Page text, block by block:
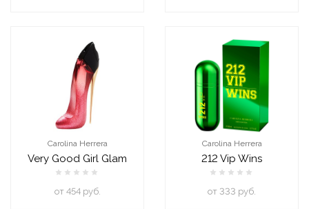
Carolina Herrera
Very Good Girl Glam
oт 454 руб.
Carolina Herrera
212 Vip Wins
oт 333 руб.